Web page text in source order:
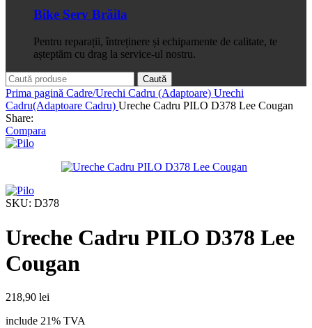
Bike Serv Brăila
Pentru reparații, întreținere și echipamente de calitate, te
așteptăm cu drag la service-ul nostru.
Caută
Prima pagină Cadre/Urechi Cadru (Adaptoare) Urechi
Cadru(Adaptoare Cadru) Ureche Cadru PILO D378 Lee Cougan
Share:
Compara
SKU: D378
Ureche Cadru PILO D378 Lee
Cougan
218,90 lei
include 21% TVA